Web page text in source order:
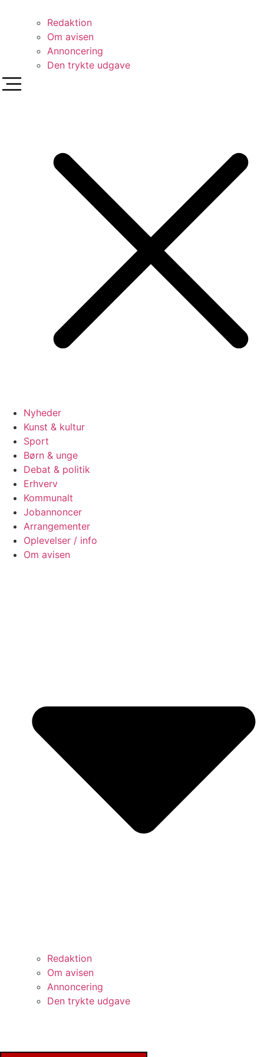
Redaktion
Om avisen
Annoncering
Den trykte udgave
Nyheder
Kunst & kultur
Sport
Børn & unge
Debat & politik
Erhverv
Kommunalt
Jobannoncer
Arrangementer
Oplevelser / info
Om avisen
Redaktion
Om avisen
Annoncering
Den trykte udgave